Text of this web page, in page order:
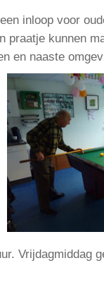
inloop voor
praatje kunnen
en naaste
Vrijdagmiddag